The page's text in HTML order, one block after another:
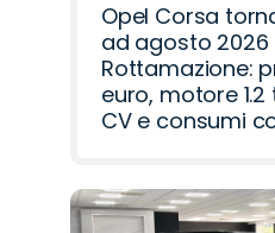
Opel Corsa
ad agosto 2026
Rottamazione:
euro, motore 1.2
CV e consumi